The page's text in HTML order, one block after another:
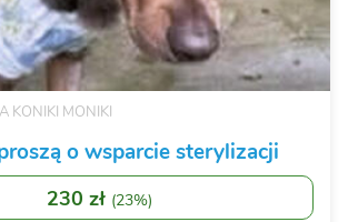
KONIKI MONIKI
o wsparcie sterylizacji
230 zł (23%)